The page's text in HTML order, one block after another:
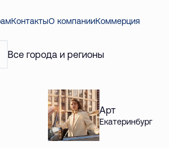
КонтактыО компанииКоммерция
Все города и регионы
Арт
Екатеринбург